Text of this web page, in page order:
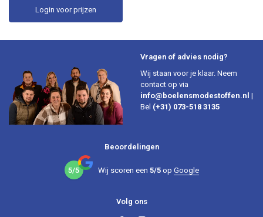
Login voor prijzen
Vragen of advies nodig?
Wij staan voor je klaar. Neem
contact op via
info@boelensmodestoffen.nl |
Bel (+31) 073-518 3135
Beoordelingen
5/5 Wij scoren een 5/5op Google
Volg ons